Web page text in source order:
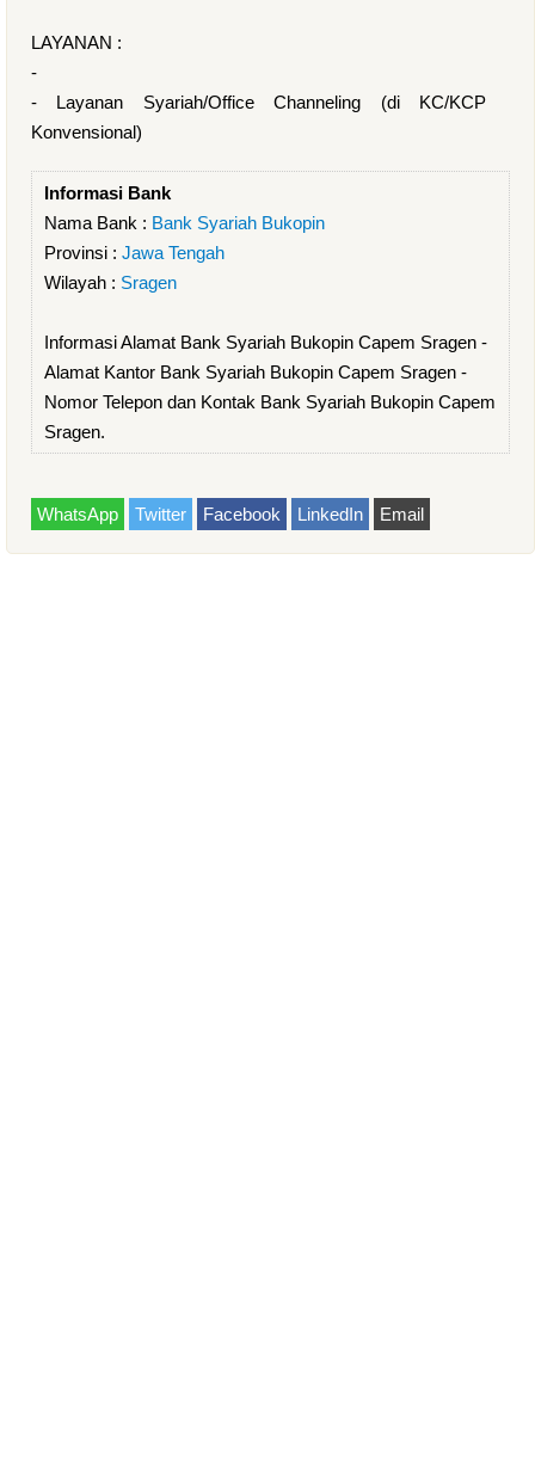
LAYANAN :
-
- Layanan Syariah/Office Channeling (di KC/KCP
Konvensional)
Informasi Bank
Nama Bank : Bank Syariah Bukopin
Provinsi : Jawa Tengah
Wilayah : Sragen
Informasi Alamat Bank Syariah Bukopin Capem Sragen -
Alamat Kantor Bank Syariah Bukopin Capem Sragen -
Nomor Telepon dan Kontak Bank Syariah Bukopin Capem
Sragen.
WhatsApp Twitter Facebook LinkedIn Email